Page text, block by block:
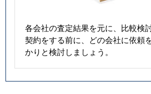
各会社の査定結果を元に、比較検
契約をする前に、どの会社に依頼
かりと検討しましょう。